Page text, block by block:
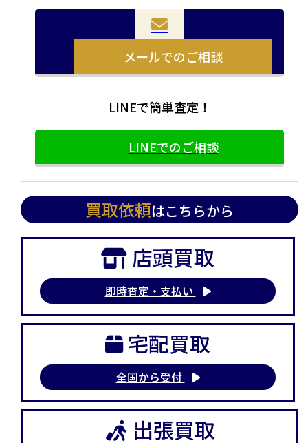
お品物をつめて送るだけで査定が可能です。時間が無い
方や、荷物が多い方へオススメです。
まとめて売りたい！価値がわからなく売れるかわからな
メールでのご相談
LINEで簡単査定！
LINEでのご相談
買取依頼はこちらから
店頭買取
即時査定・支払い
宅配買取
全国から受付
出張買取